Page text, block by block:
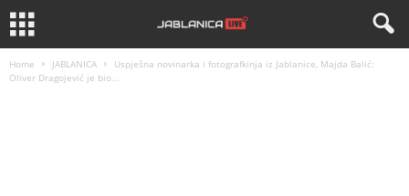
Home JABLANICA
Uspješna novinarka i fotografkinja iz Jablanice, Majda Balić:
Oliver Dragojević je bio...